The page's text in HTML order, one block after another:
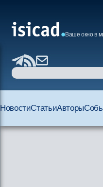
Ваше окно в
НовостиСтатьиАвторы